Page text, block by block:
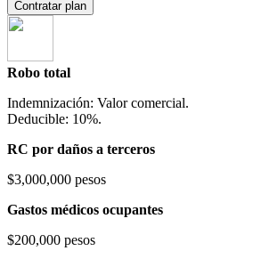
Contratar plan
Robo total
Indemnización: Valor comercial.
Deducible: 10%.
RC por daños a terceros
$3,000,000 pesos
Gastos médicos ocupantes
$200,000 pesos